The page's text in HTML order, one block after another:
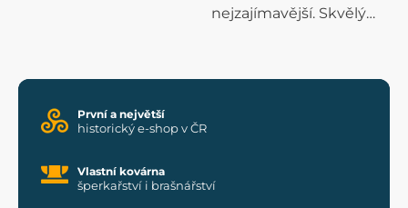
od otce, ale padl do
rukou nepřítele.
Nakonec byl ale znovu
komu skutečně patřil.
Stal se symbolem
nejzajímavější. Skvělý
jehož pověst kazila
První a největší
historický e-shop v ČR
Vlastní kovárna
šperkařství i brašnářství